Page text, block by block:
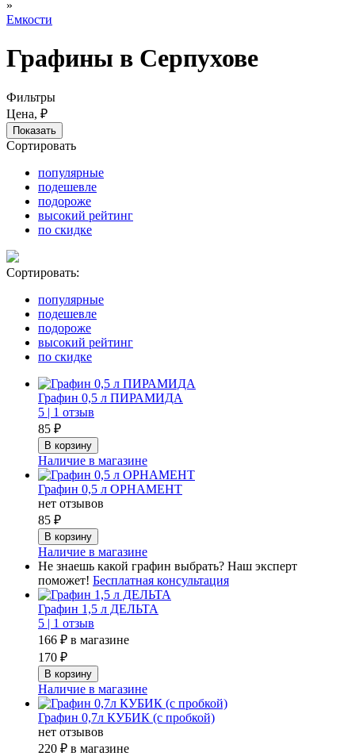
»
Емкости
Графины в Серпухове
Фильтры
Цена, ₽
Сортировать
популярные
подешевле
подороже
высокий рейтинг
по скидке
Сортировать:
популярные
подешевле
подороже
высокий рейтинг
по скидке
Графин 0,5 л ПИРАМИДА
5 | 1 отзыв
85 ₽
Наличие в магазине
Графин 0,5 л ОРНАМЕНТ
нет отзывов
85 ₽
Наличие в магазине
Не знаешь какой графин выбрать? Наш эксперт
поможет! Бесплатная консультация
Графин 1,5 л ДЕЛЬТА
5 | 1 отзыв
166 ₽ в магазине
170 ₽
Наличие в магазине
Графин 0,7л КУБИК (с пробкой)
нет отзывов
220 ₽ в магазине